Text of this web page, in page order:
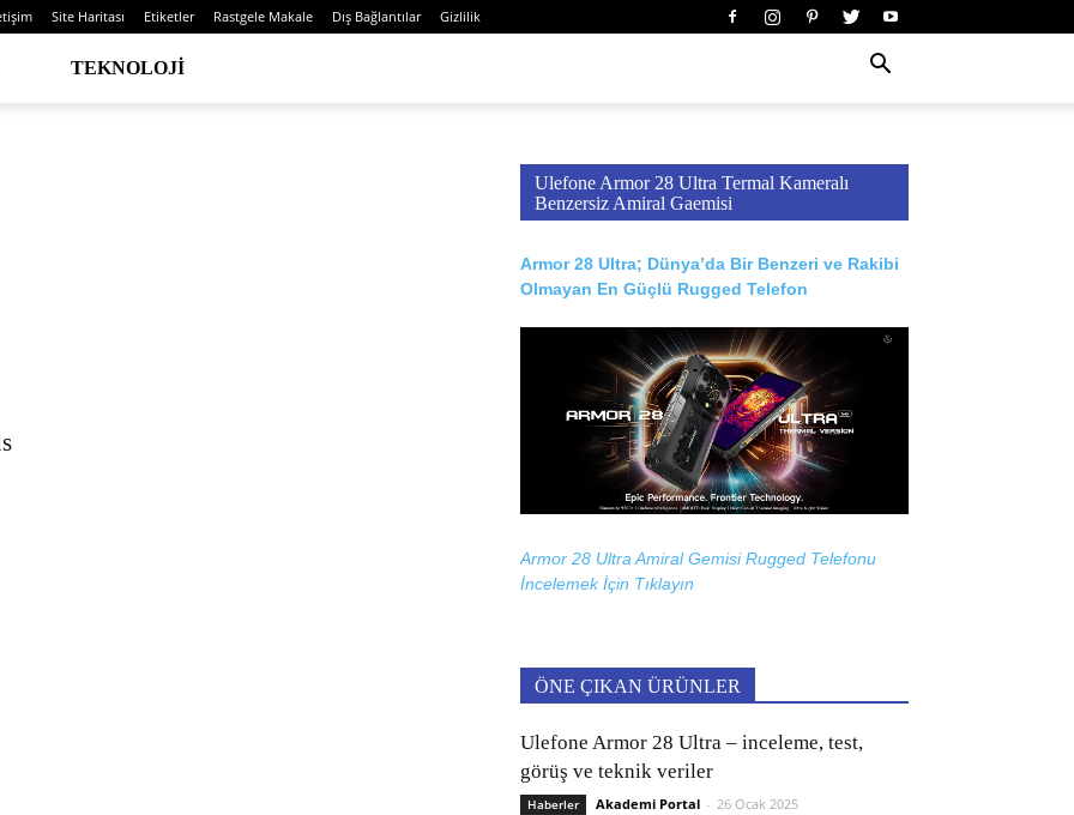
Site Haritası Etiketler Rastgele Makale Dış Bağlantılar Gizlilik
TEKNOLOJI
Ulefone Armor 28 Ultra Termal Kameralı
Benzersiz Amiral Gaemisi
Armor 28 Ultra; Dünya’da Bir Benzeri ve Rakibi
Olmayan En Güçlü Rugged Telefon
Armor 28 Ultra Amiral Gemisi Rugged Telefonu
İncelemek İçin Tıklayın
ÖNE ÇIKAN ÜRÜNLER
Ulefone Armor 28 Ultra – inceleme, test,
görüş ve teknik veriler
Haberler Akademi Portal - 26 Ocak 2025